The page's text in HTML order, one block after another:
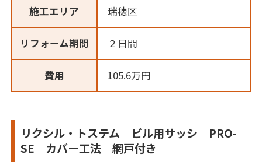
施工エリア 瑞穂区
リフォーム期間 ２日間
費用 105.6万円
リクシル・トステム ビル用サッシ PRO-
SE カバー工法 網戸付き